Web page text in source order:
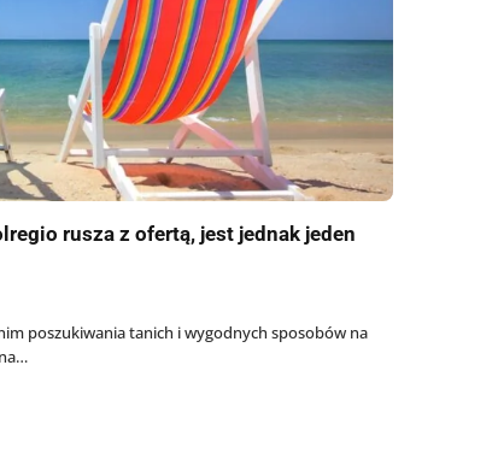
rusza z ofertą, jest jednak jeden
poszukiwania tanich i wygodnych sposobów na